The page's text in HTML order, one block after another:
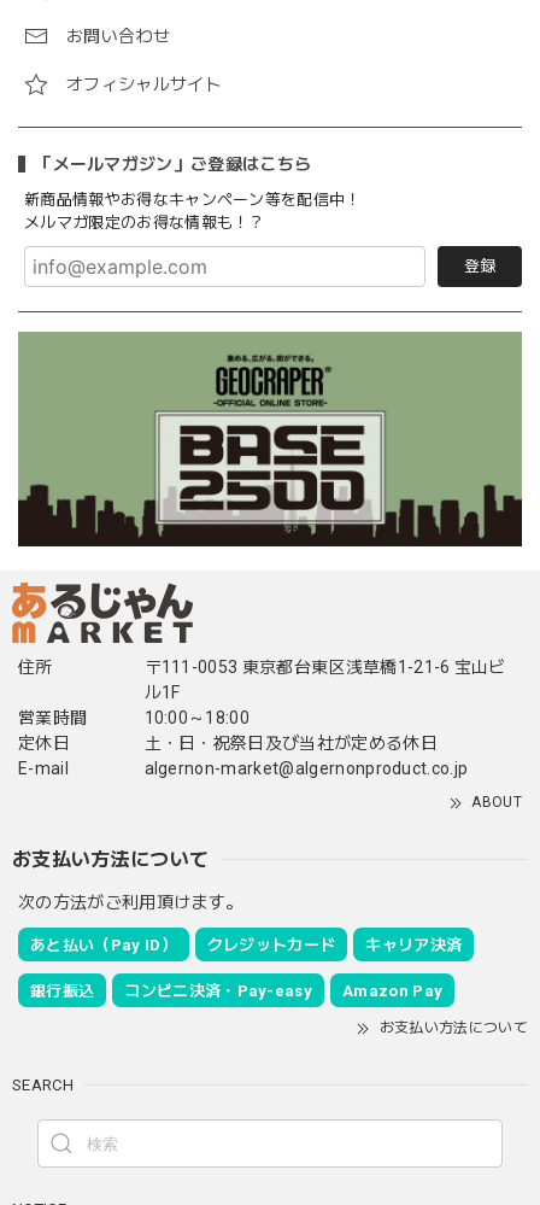
お問い合わせ
オフィシャルサイト
「メールマガジン」ご登録はこちら
新商品情報やお得なキャンペーン等を配信中！
メルマガ限定のお得な情報も！？
登録
住所
〒111-0053 東京都台東区浅草橋1-21-6 宝山ビ
ル1F
営業時間
10:00～18:00
定休日
土・日・祝祭日及び当社が定める休日
E-mail
algernon-market@algernonproduct.co.jp
ABOUT
お支払い方法について
次の方法がご利用頂けます。
あと払い（Pay ID） クレジットカード キャリア決済
銀行振込 コンビニ決済・Pay-easy Amazon Pay
お支払い方法について
SEARCH